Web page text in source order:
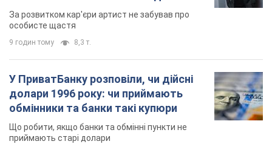
мають
За розвитком кар'єри артист не забував про
особисте щастя
9 годин тому 8,3 т.
У ПриватБанку розповіли, чи дійсні
долари 1996 року: чи приймають
обмінники та банки такі купюри
Що робити, якщо банки та обмінні пункти не
приймають старі долари